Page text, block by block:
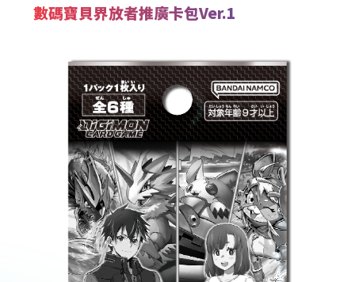
數碼寶貝界放者推廣卡包Ver.1